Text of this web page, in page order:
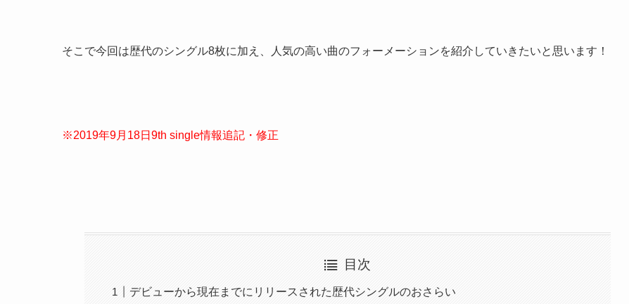
そこで今回は歴代のシングル8枚に加え、人気の高い曲のフォーメーションを紹介していきたいと思います！
※2019年9月18日9th single情報追記・修正
目次
デビューから現在までにリリースされた歴代シングルのおさらい